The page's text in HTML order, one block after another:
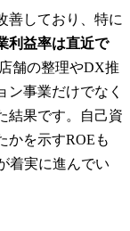
善しており、特に
利益率は直近で
舗の整理やDX推
ン事業だけでなく
結果です。自己資
かを示すROEも
着実に進んでい